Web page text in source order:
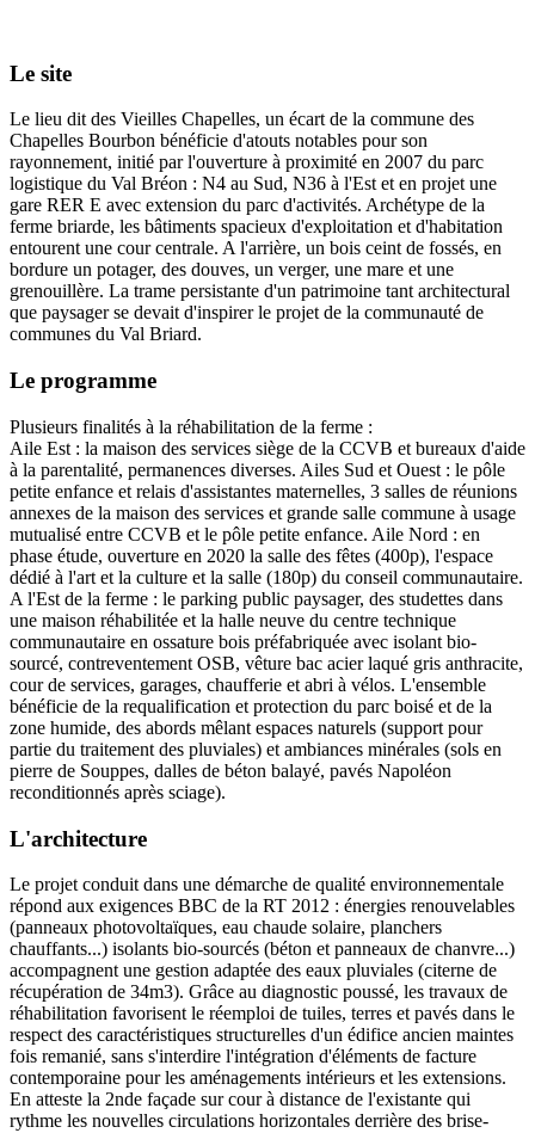
Le site
Le lieu dit des Vieilles Chapelles, un écart de la commune des
Chapelles Bourbon bénéficie d'atouts notables pour son
rayonnement, initié par l'ouverture à proximité en 2007 du parc
logistique du Val Bréon : N4 au Sud, N36 à l'Est et en projet une
gare RER E avec extension du parc d'activités. Archétype de la
ferme briarde, les bâtiments spacieux d'exploitation et d'habitation
entourent une cour centrale. A l'arrière, un bois ceint de fossés, en
bordure un potager, des douves, un verger, une mare et une
grenouillère. La trame persistante d'un patrimoine tant architectural
que paysager se devait d'inspirer le projet de la communauté de
communes du Val Briard.
Le programme
Plusieurs finalités à la réhabilitation de la ferme :
Aile Est : la maison des services siège de la CCVB et bureaux d'aide
à la parentalité, permanences diverses. Ailes Sud et Ouest : le pôle
petite enfance et relais d'assistantes maternelles, 3 salles de réunions
annexes de la maison des services et grande salle commune à usage
mutualisé entre CCVB et le pôle petite enfance. Aile Nord : en
phase étude, ouverture en 2020 la salle des fêtes (400p), l'espace
dédié à l'art et la culture et la salle (180p) du conseil communautaire.
A l'Est de la ferme : le parking public paysager, des studettes dans
une maison réhabilitée et la halle neuve du centre technique
communautaire en ossature bois préfabriquée avec isolant bio-
sourcé, contreventement OSB, vêture bac acier laqué gris anthracite,
cour de services, garages, chaufferie et abri à vélos. L'ensemble
bénéficie de la requalification et protection du parc boisé et de la
zone humide, des abords mêlant espaces naturels (support pour
partie du traitement des pluviales) et ambiances minérales (sols en
pierre de Souppes, dalles de béton balayé, pavés Napoléon
reconditionnés après sciage).
L'architecture
Le projet conduit dans une démarche de qualité environnementale
répond aux exigences BBC de la RT 2012 : énergies renouvelables
(panneaux photovoltaïques, eau chaude solaire, planchers
chauffants...) isolants bio-sourcés (béton et panneaux de chanvre...)
accompagnent une gestion adaptée des eaux pluviales (citerne de
récupération de 34m3). Grâce au diagnostic poussé, les travaux de
réhabilitation favorisent le réemploi de tuiles, terres et pavés dans le
respect des caractéristiques structurelles d'un édifice ancien maintes
fois remanié, sans s'interdire l'intégration d'éléments de facture
contemporaine pour les aménagements intérieurs et les extensions.
En atteste la 2nde façade sur cour à distance de l'existante qui
rythme les nouvelles circulations horizontales derrière des brise-